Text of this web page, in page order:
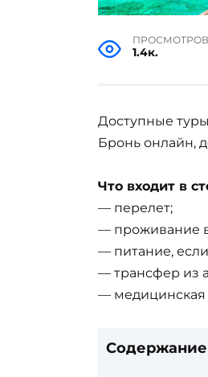
ПРОСМОТРОВ
1.4к.
Доступные туры
Бронь онлайн,
Что входит в
— перелет;
— проживание
— питание,
— трансфер из
— медицинская
Содержание